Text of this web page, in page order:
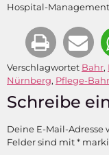
Hospital-
Verschlagwortet Bahr,
Nürnberg, Pflege-Bahr
Schreibe
Deine E-Mail-
Felder sind mit*